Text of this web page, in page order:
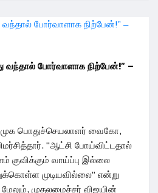
வந்தால் போர்வாளாக நிற்பேன்!” –
பொதுச்செயலாளர் வைகோ,
"ஆட்சி போய்விட்டதால்
குவிக்கும் வாய்ப்பு இல்லை
முடியவில்லை" என்று
முதலமைச்சர் விஜயின்